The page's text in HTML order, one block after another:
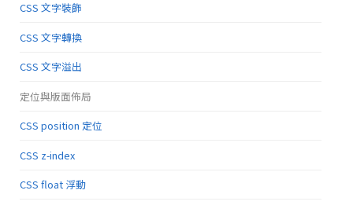
CSS 文字裝飾
CSS 文字轉換
CSS 文字溢出
定位與版面佈局
CSS position 定位
CSS z-index
CSS float 浮動